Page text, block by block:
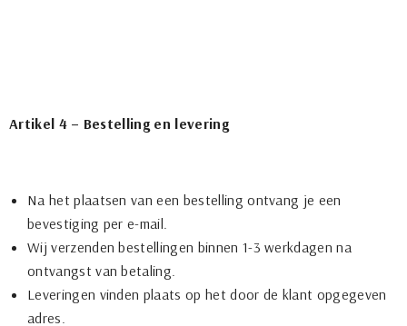
Artikel 4 – Bestelling en levering
Na het plaatsen van een bestelling ontvang je een
bevestiging per e-mail.
Wij verzenden bestellingen binnen 1-3 werkdagen na
ontvangst van betaling.
Leveringen vinden plaats op het door de klant opgegeven
adres.